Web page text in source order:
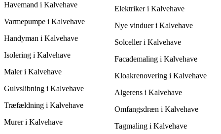
rodfræsning være relevant. Indhent 3 tilbud for at finde den
Havemand i Kalvehave
Varmepumpe i Kalvehave
Handyman i Kalvehave
Isolering i Kalvehave
Maler i Kalvehave
Gulvslibning i Kalvehave
Træfældning i Kalvehave
Murer i Kalvehave
Elektriker i Kalvehave
Nye vinduer i Kalvehave
Solceller i Kalvehave
Facademaling i Kalvehave
Kloakrenovering i Kalvehave
Algerens i Kalvehave
Omfangsdræn i Kalvehave
Tagmaling i Kalvehave